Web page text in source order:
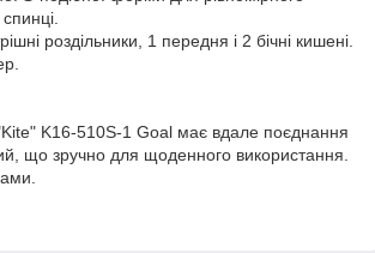
роздільники, 1 передня і 2 бічні кишені.
K16-510S-1 Goal має вдале поєднання
що зручно для щоденного використання.